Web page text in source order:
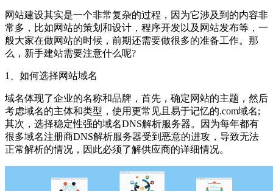
网站建设其实是一个非常复杂的过程，因为它涉及到的内容非
常多，比如网站的策划和设计，程序开发以及网站发布等，一
般大家在做网站的时候，前期还需要做很多的准备工作。那
么，新手建站需要注意什么呢?
1、如何选择网站域名
域名体现了企业的名称和品牌，首先，确定网站的主题，然后
考虑域名的主体和类型，使用更常见且易于记忆的.com域名;
其次，选择稳定性强的域名DNS解析服务器。因为每年都有
很多域名注册商DNS解析服务器受到恶意的进攻，导致无法
正常解析的情况，因此必须了解供应商的详细情况。